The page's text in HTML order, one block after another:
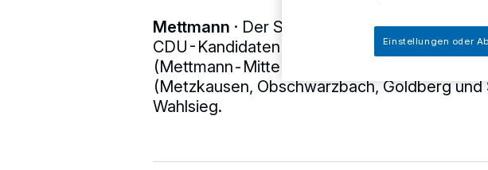
Mettmann · Der Stadtverband der CDU
CDU-Kandidaten für die Landtagswahl 2017,
(Mettmann-Mitte und Mettmann-Süd) und
(Metzkausen, Obschwarzbach, Goldberg
Wahlsieg.
Einstellungen oder